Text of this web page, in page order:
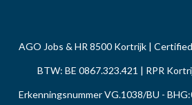
AGO Jobs & HR 8500 Kortrijk |
BTW: BE 0867.323.421 | RPR
Erkenningsnummer VG.1038/BU -